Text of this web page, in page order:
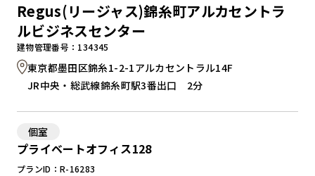
お問い合わせフォーム
Regus(リージャス)錦糸町アルカセントラ
ルビジネスセンター
建物管理番号：134345
東京都墨田区錦糸1-2-1アルカセントラル14F
JR中央・総武線錦糸町駅3番出口 2分
個室
プライベートオフィス128
プランID：R-16283